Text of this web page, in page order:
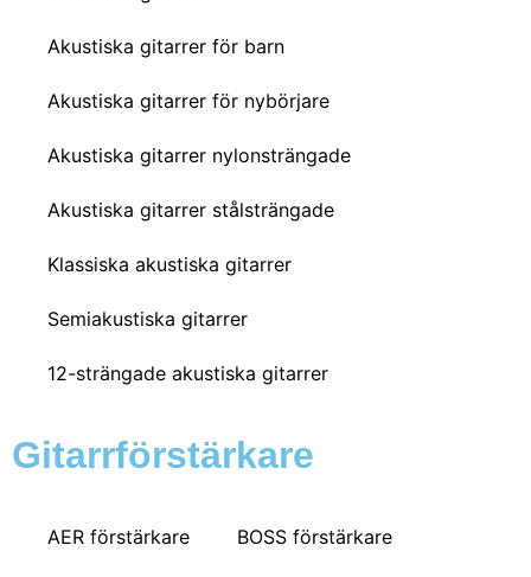
Akustiska gitarrer för barn
Akustiska gitarrer för nybörjare
Akustiska gitarrer nylonsträngade
Akustiska gitarrer stålsträngade
Klassiska akustiska gitarrer
Semiakustiska gitarrer
12-strängade akustiska gitarrer
Gitarrförstärkare
AER förstärkare BOSS förstärkare